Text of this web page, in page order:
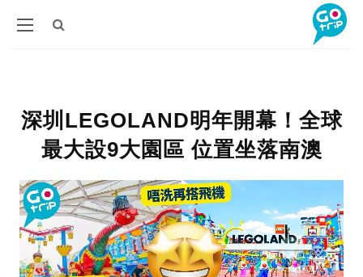
深圳LEGOLAND明年開幕！全球
最大設9大園區 位置坐落南澳